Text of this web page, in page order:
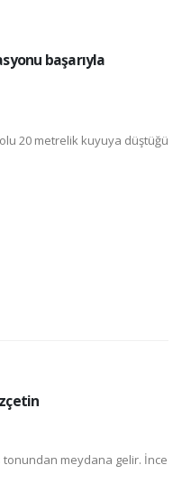
başarıyla
20 metrelik kuyuya düştüğü
tonundan meydana gelir. İnce